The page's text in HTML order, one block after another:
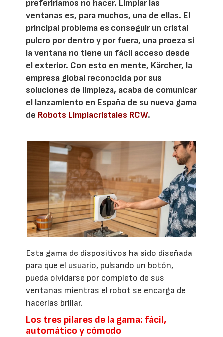
preferiríamos no hacer. Limpiar las
ventanas es, para muchos, una de ellas. El
principal problema es conseguir un cristal
pulcro por dentro y por fuera, una proeza si
la ventana no tiene un fácil acceso desde
el exterior. Con esto en mente, Kärcher, la
empresa global reconocida por sus
soluciones de limpieza, acaba de comunicar
el lanzamiento en España de su nueva gama
de Robots Limpiacristales RCW.
Esta gama de dispositivos ha sido diseñada
para que el usuario, pulsando un botón,
pueda olvidarse por completo de sus
ventanas mientras el robot se encarga de
hacerlas brillar.
Los tres pilares de la gama: fácil,
automático y cómodo